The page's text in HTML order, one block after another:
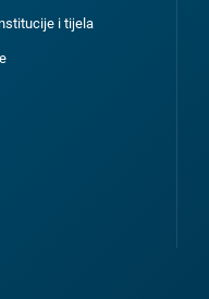
i tijela